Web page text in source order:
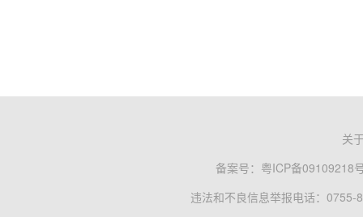
关
备案号： 粤ICP备09109218
违法和不良信息举报电话：0755-